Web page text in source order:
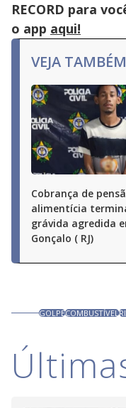
RECORD para
o app aqui!
VEJA TAMBÉM
Cobrança de
alimentícia
grávida agredida
Gonçalo ( RJ)
GOLPECOMBUSTÍVEL